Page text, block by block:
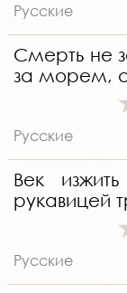
Русские
Смерть не
за морем,
Русские
Век
рукавицей
Русские